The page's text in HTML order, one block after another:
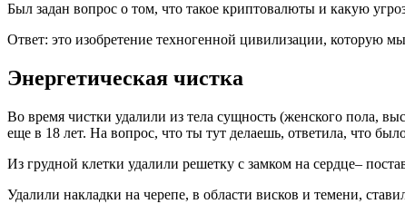
Был задан вопрос о том, что такое криптовалюты и какую
Ответ: это изобретение техногенной цивилизации, которую
Энергетическая чистка
Во время чистки удалили из тела сущность (женского пола,
еще в 18 лет. На вопрос, что ты тут делаешь, ответила, что
Из грудной клетки удалили решетку с замком на сердце–
Удалили накладки на черепе, в области висков и темени,